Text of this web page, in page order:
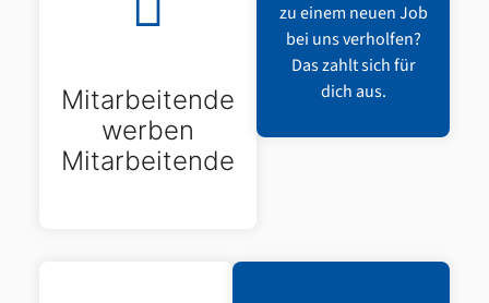
Mitarbeitende
werben
Mitarbeitende
zu einem neuen Job
bei uns verholfen?
Das zahlt sich für
dich aus.